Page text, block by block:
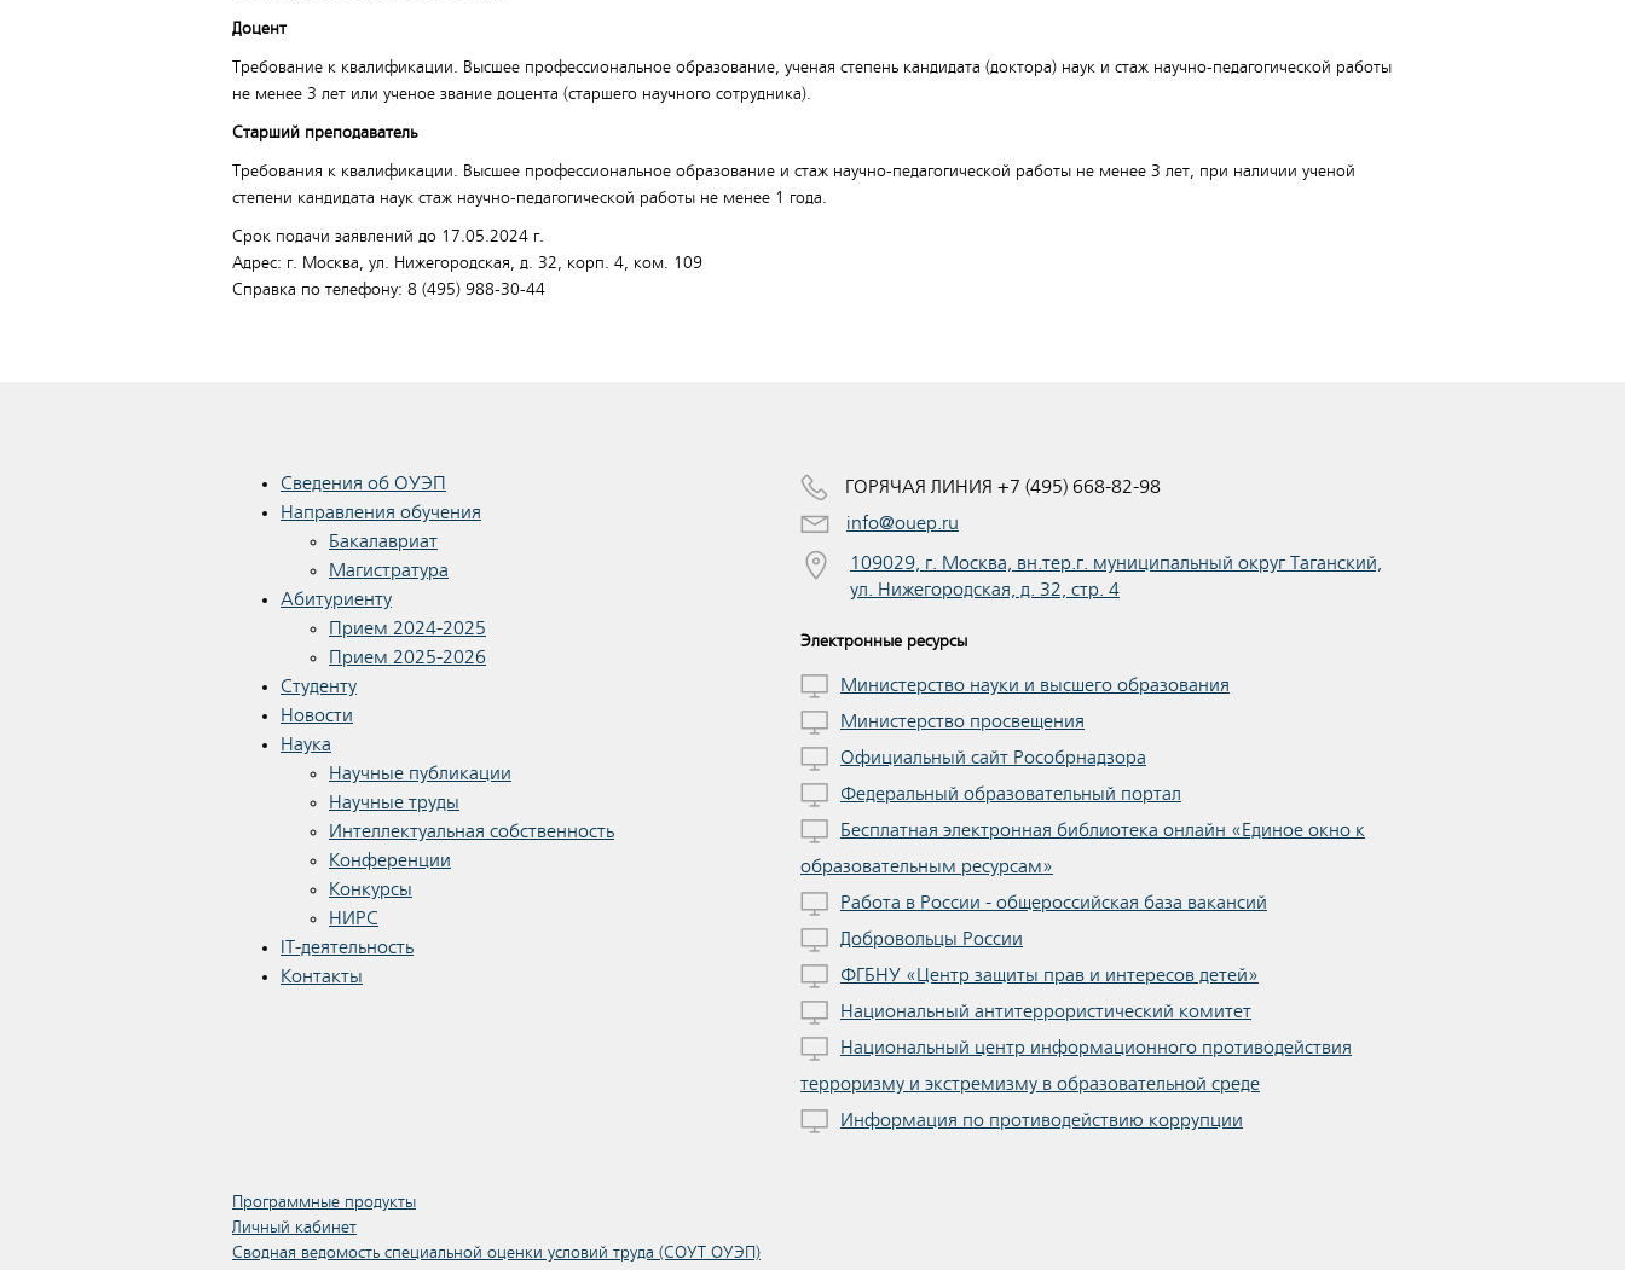
Доцент
Требование к квалификации. Высшее профессиональное образование, ученая степень кандидата (доктора) наук и стаж научно-педагогической работы
не менее 3 лет или ученое звание доцента (старшего научного сотрудника).
Старший преподаватель
Требования к квалификации. Высшее профессиональное образование и стаж научно-педагогической работы не менее 3 лет, при наличии ученой
степени кандидата наук стаж научно-педагогической работы не менее 1 года.
Срок подачи заявлений до 17.05.2024 г.
Адрес: г. Москва, ул. Нижегородская, д. 32, корп. 4, ком. 109
Справка по телефону: 8 (495) 988-30-44
Сведения об ОУЭП
Направления обучения
Бакалавриат
Магистратура
Абитуриенту
Прием 2024-2025
Прием 2025-2026
Студенту
Новости
Наука
Научные публикации
Научные труды
Интеллектуальная собственность
Конференции
Конкурсы
НИРС
IT-деятельность
Контакты
ГОРЯЧАЯ ЛИНИЯ +7 (495) 668-82-98
info@ouep.ru
109029, г. Москва, вн.тер.г. муниципальный округ Таганский,
ул. Нижегородская, д. 32, стр. 4
Электронные ресурсы
Министерство науки и высшего образования
Министерство просвещения
Официальный сайт Рособрнадзора
Федеральный образовательный портал
Бесплатная электронная библиотека онлайн «Единое окно к
образовательным ресурсам»
Работа в России - общероссийская база вакансий
Добровольцы России
ФГБНУ «Центр защиты прав и интересов детей»
Национальный антитеррористический комитет
Национальный центр информационного противодействия
терроризму и экстремизму в образовательной среде
Информация по противодействию коррупции
Программные продукты
Личный кабинет
Сводная ведомость специальной оценки условий труда (СОУТ ОУЭП)